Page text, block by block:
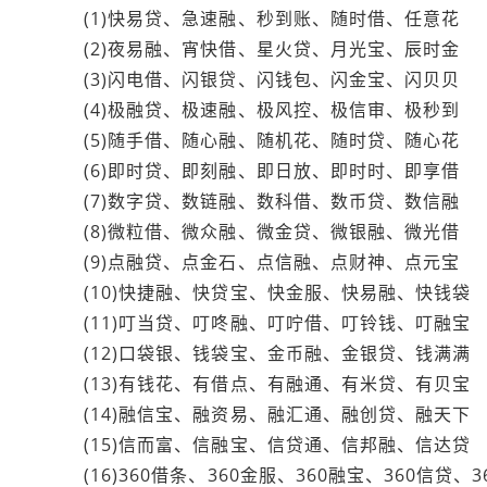
(1)快易贷、急速融、秒到账、随时借、任意花
(2)夜易融、宵快借、星火贷、月光宝、辰时金
(3)闪电借、闪银贷、闪钱包、闪金宝、闪贝贝
(4)极融贷、极速融、极风控、极信审、极秒到
(5)随手借、随心融、随机花、随时贷、随心花
(6)即时贷、即刻融、即日放、即时时、即享借
(7)数字贷、数链融、数科借、数币贷、数信融
(8)微粒借、微众融、微金贷、微银融、微光借
(9)点融贷、点金石、点信融、点财神、点元宝
(10)快捷融、快贷宝、快金服、快易融、快钱袋
(11)叮当贷、叮咚融、叮咛借、叮铃钱、叮融宝
(12)口袋银、钱袋宝、金币融、金银贷、钱满满
(13)有钱花、有借点、有融通、有米贷、有贝宝
(14)融信宝、融资易、融汇通、融创贷、融天下
(15)信而富、信融宝、信贷通、信邦融、信达贷
(16)360借条、360金服、360融宝、360信贷、